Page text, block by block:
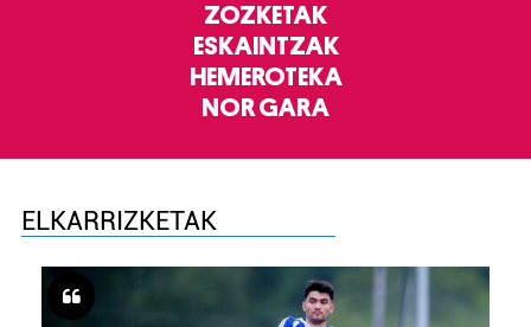
ZOZKETAK
ESKAINTZAK
HEMEROTEKA
NOR GARA
ELKARRIZKETAK